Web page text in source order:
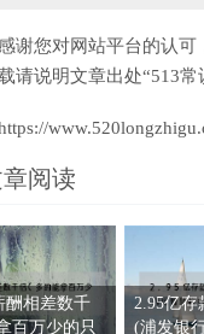
感谢您对网站平台的认
请说明文章出处“513常
阅读
酬相差数千
百万少的只
2.95亿存
(浦发银